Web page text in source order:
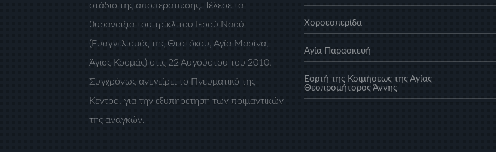
στάδιο της αποπεράτωσης. Τέλεσε τα
θυράνοιξια του τρίκλιτου Ιερού Ναού
(Ευαγγελισμός της Θεοτόκου, Αγία Μαρίνα,
Άγιος Κοσμάς) στις 22 Αυγούστου του 2010.
Συγχρόνως ανεγείρει το Πνευματικό της
Κέντρο, για την εξυπηρέτηση των ποιμαντικών
της αναγκών.
Xοροεσπερίδα
Αγία Παρασκευή
Eορτή της Κοιμήσεως της Αγίας
Θεοπρομήτορος Άννης